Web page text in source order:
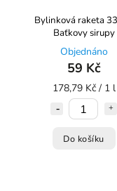
Bylinková raketa
Baťkovy sirupy
Objednáno
59 Kč
178,79 Kč / 1 l
Do košíku